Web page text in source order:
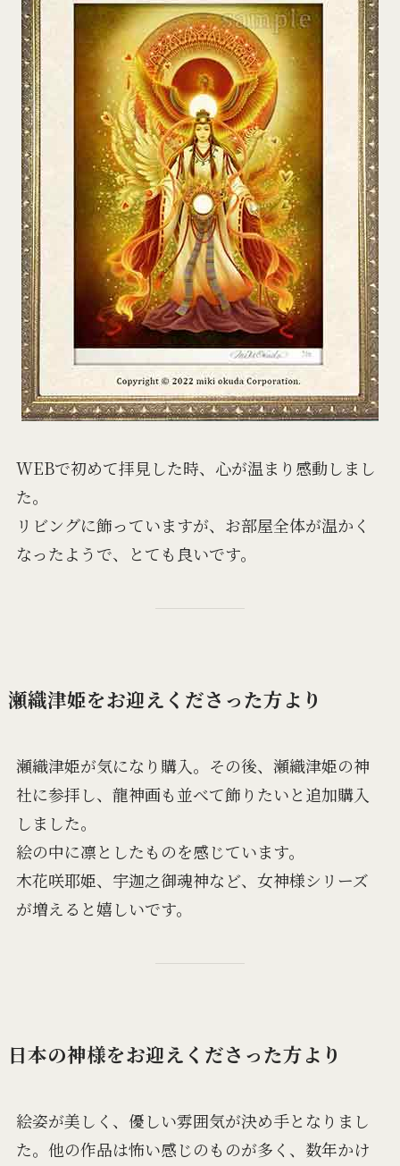
WEBで初めて拝見した時、心が温まり感動しまし
た。
リビングに飾っていますが、お部屋全体が温かく
なったようで、とても良いです。
瀬織津姫をお迎えくださった方より
瀬織津姫が気になり購入。その後、瀬織津姫の神
社に参拝し、龍神画も並べて飾りたいと追加購入
しました。
絵の中に凛としたものを感じています。
木花咲耶姫、宇迦之御魂神など、女神様シリーズ
が増えると嬉しいです。
日本の神様をお迎えくださった方より
絵姿が美しく、優しい雰囲気が決め手となりまし
た。他の作品は怖い感じのものが多く、数年かけ